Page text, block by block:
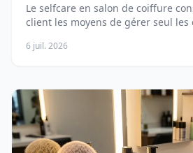
Le selfcare en salon de coiffure
client les moyens de gérer seul les
6 juil. 2026